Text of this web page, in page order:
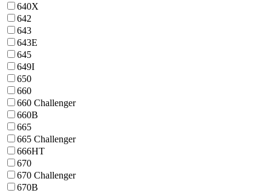
640X
642
643
643E
645
649I
650
660
660 Challenger
660B
665
665 Challenger
666HT
670
670 Challenger
670B